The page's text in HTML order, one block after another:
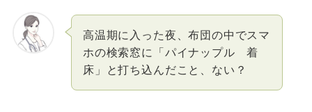
高温期に入った夜、布団の中でスマ
ホの検索窓に「パイナップル 着
床」と打ち込んだこと、ない？